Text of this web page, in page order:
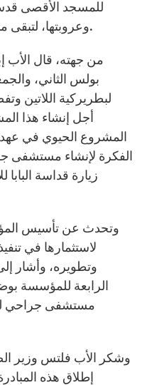
للمسجد الأقصى
وعروبتها، لتبقى مدينة السلام والمحبة والمصالحة.
بولس الثاني،
لبطريركية اللاتين
أجل إنشاء هذا
المشروع الحيوي في
الفكرة لإنشاء مستشفى
زيارة قداسة
لاستثمارها في
وتطويره، وأشار
الرابعة للمؤسسة
مستشفى جراحي
إطلاق هذه